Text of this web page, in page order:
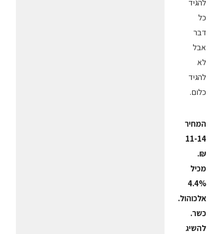
להגיד
כל
דבר
אבל
לא
להגיד
כלום.
המחיר
11-14
₪.
מכיל
4.4%
אלכוהול.
כשר.
להשיג